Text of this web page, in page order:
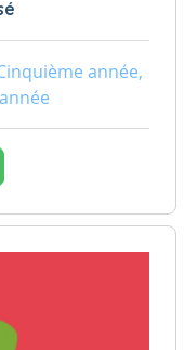
année,